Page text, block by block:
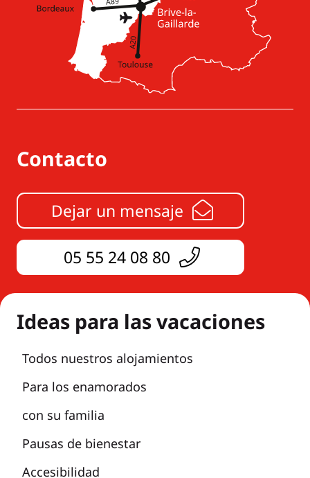
Contacto
Dejar un mensaje
05 55 24 08 80
Ideas para las vacaciones
Todos nuestros alojamientos
Para los enamorados
con su familia
Pausas de bienestar
Accesibilidad